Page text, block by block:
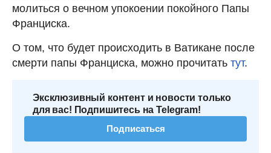
молиться о вечном упокоении покойного Папы
Франциска.
О том, что будет происходить в Ватикане после
смерти папы Франциска, можно прочитать тут.
Эксклюзивный контент и новости только
для вас! Подпишитесь на Telegram!
Подписаться